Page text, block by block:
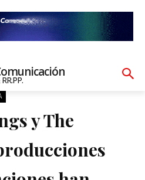
y The